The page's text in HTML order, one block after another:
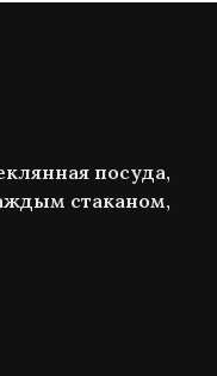
посуда,
стаканом,